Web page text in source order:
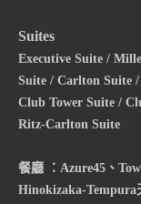
Suites
Executive Suite /
Suite / Carlton Suite
Club Tower Suite /
Ritz-Carlton Suite
餐廳 ：Azure45、
Hinokizaka-Tempura